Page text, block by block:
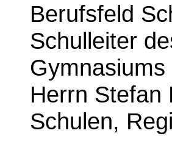
Berufsfeld
Schulleiter
Herrn Stefan
Schulen,